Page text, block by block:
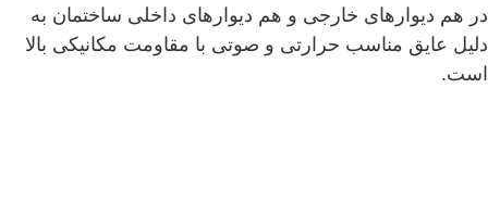
در هم دیوارهای خارجی و هم دیوارهای داخلی ساختمان به
دلیل عایق مناسب حرارتی و صوتی با مقاومت مکانیکی بالا
است.